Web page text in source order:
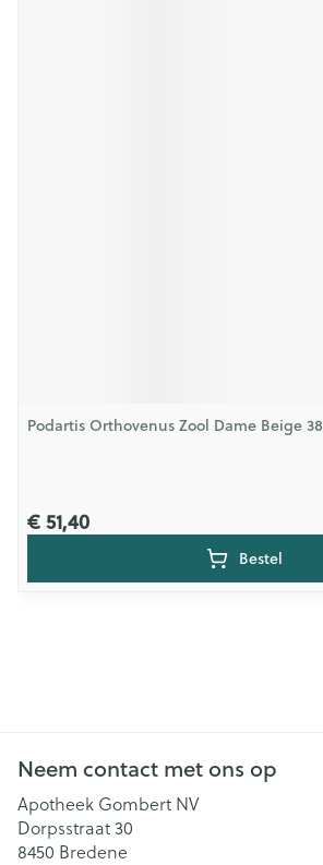
Podartis Orthovenus Zool Dame Beige 38
€ 51,40
Bestel
Neem contact met ons op
Apotheek Gombert NV
Dorpsstraat 30
8450 Bredene